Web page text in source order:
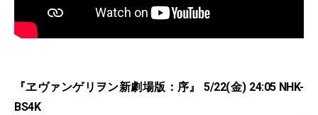
『ヱヴァンゲリヲン新劇場版：序』 5/22(金) 24:05 NHK-
BS4K